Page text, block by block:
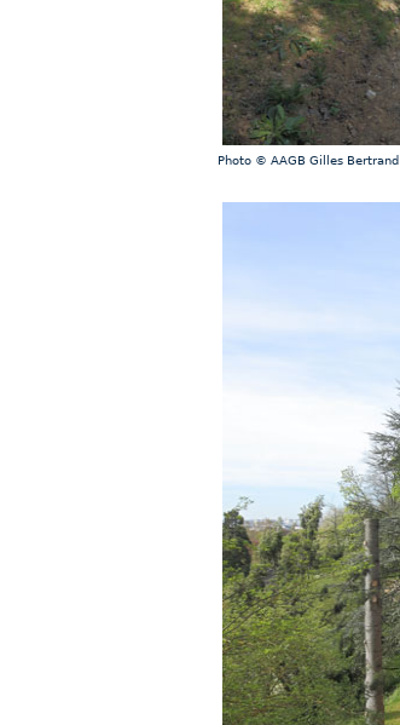
Photo © AAGB Gilles Bertrand